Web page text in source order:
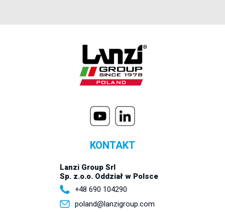
KONTAKT
Lanzi Group Srl
Sp. z.o.o. Oddział w Polsce
+48 690 104290
poland@lanzigroup.com